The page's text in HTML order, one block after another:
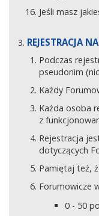
Jeśli masz
REJESTRACJA
Podczas
pseudonim
Każdy
Każda osoba
z
Rejestracja
dotyczących
Pamiętaj też,
Forumowicze
0 - 50